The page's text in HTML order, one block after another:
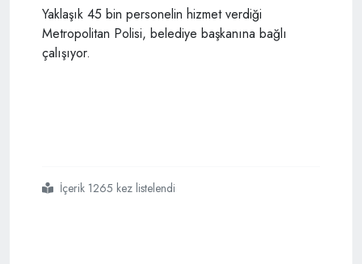
Yaklaşık 45 bin personelin hizmet verdiği
Metropolitan Polisi, belediye başkanına bağlı
çalışıyor.
#iskoçyanın
#müslüman
#başbakanı
#resmi
#konutta
#namaz
#kıldırdıİçerik 1265 kez listelendi